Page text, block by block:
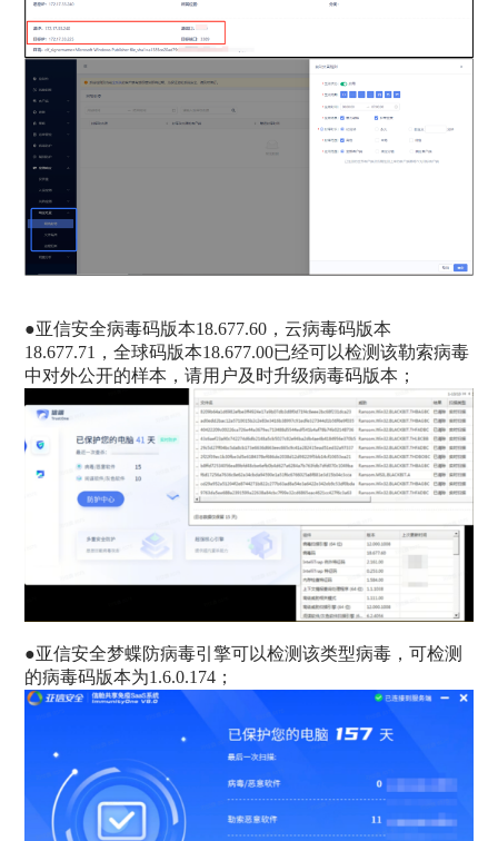
●亚信安全病毒码版本18.677.60，云病毒码版本
18.677.71，全球码版本18.677.00已经可以检测该勒索病毒
中对外公开的样本，请用户及时升级病毒码版本；
●亚信安全梦蝶防病毒引擎可以检测该类型病毒，可检测
的病毒码版本为1.6.0.174；